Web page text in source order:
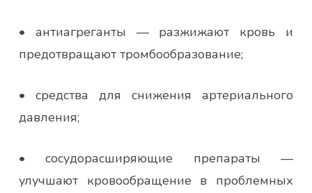
• антиагреганты — разжижают кровь и
предотвращают тромбообразование;
• средства для снижения артериального
давления;
• сосудорасширяющие препараты —
улучшают кровообращение в проблемных